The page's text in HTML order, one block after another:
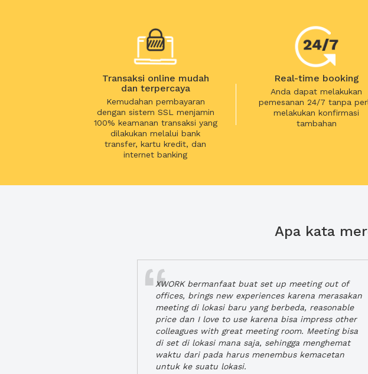
Transaksi online mudah
dan terpercaya
Kemudahan pembayaran
dengan sistem SSL menjamin
100% keamanan transaksi yang
dilakukan melalui bank
transfer, kartu kredit, dan
internet banking
Real-time booking
Anda dapat melakukan
pemesanan 24/7 tanpa
melakukan konfirmasi
tambahan
Apa kata
XWORK bermanfaat buat set up meeting out of
offices, brings new experiences karena merasakan
meeting di lokasi baru yang berbeda, reasonable
price dan I love to use karena bisa impress other
colleagues with great meeting room. Meeting bisa
di set di lokasi mana saja, sehingga menghemat
waktu dari pada harus menembus kemacetan
untuk ke suatu lokasi.